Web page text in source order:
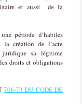
et aussi de la
période d’habiles
la création de l’acte
sa légitime
droits et obligations
706-73 DU CODE DE